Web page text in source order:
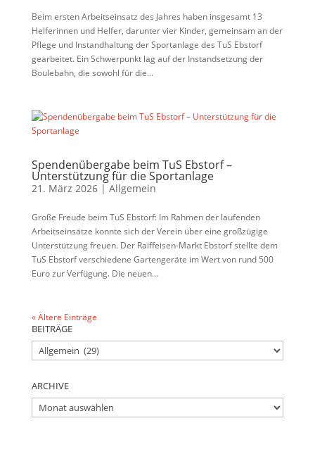
Beim ersten Arbeitseinsatz des Jahres haben insgesamt 13
Helferinnen und Helfer, darunter vier Kinder, gemeinsam an der
Pflege und Instandhaltung der Sportanlage des TuS Ebstorf
gearbeitet. Ein Schwerpunkt lag auf der Instandsetzung der
Boulebahn, die sowohl für die...
Spendenübergabe beim TuS Ebstorf –
Unterstützung für die Sportanlage
21. März 2026| Allgemein
Große Freude beim TuS Ebstorf: Im Rahmen der laufenden
Arbeitseinsätze konnte sich der Verein über eine großzügige
Unterstützung freuen. Der Raiffeisen-Markt Ebstorf stellte dem
TuS Ebstorf verschiedene Gartengeräte im Wert von rund 500
Euro zur Verfügung. Die neuen...
« Ältere Einträge
BEITRÄGE
BEITRÄGE
ARCHIVE
ARCHIVE